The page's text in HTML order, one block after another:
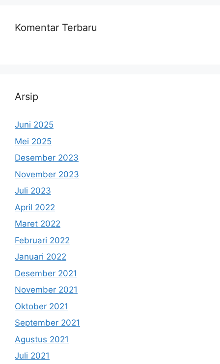
Komentar Terbaru
Arsip
Juni 2025
Mei 2025
Desember 2023
November 2023
Juli 2023
April 2022
Maret 2022
Februari 2022
Januari 2022
Desember 2021
November 2021
Oktober 2021
September 2021
Agustus 2021
Juli 2021